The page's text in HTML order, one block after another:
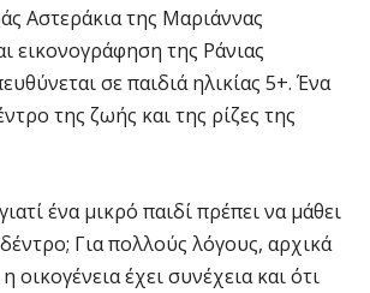
Αστεράκια της Μαριάννας
εικονογράφηση της Ράνιας
σε παιδιά ηλικίας 5+. Ένα
της ζωής και της ρίζες της
ένα μικρό παιδί πρέπει να μάθει
Για πολλούς λόγους, αρχικά
οικογένεια έχει συνέχεια και ότι